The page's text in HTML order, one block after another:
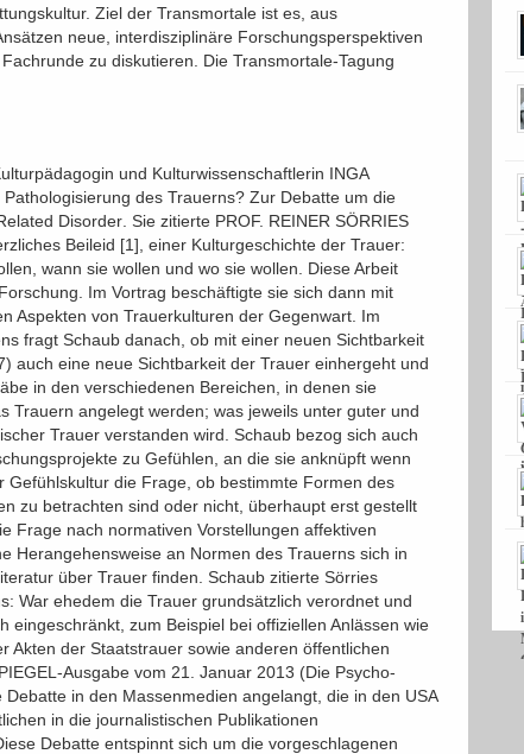
Ziel der Transmortale ist es, aus
neue, interdisziplinäre Forschungsperspektiven
zu diskutieren. Die Transmortale-Tagung
und Kulturwissenschaftlerin INGA
des Trauerns? Zur Debatte um die
Disorder. Sie zitierte PROF. REINER SÖRRIES
Beileid [1], einer Kulturgeschichte der Trauer:
wann sie wollen und wo sie wollen. Diese Arbeit
Im Vortrag beschäftigte sie sich dann mit
Aspekten von Trauerkulturen der Gegenwart. Im
fragt Schaub danach, ob mit einer neuen Sichtbarkeit
auch eine neue Sichtbarkeit der Trauer einhergeht und
in den verschiedenen Bereichen, in denen sie
angelegt werden; was jeweils unter guter und
Trauer verstanden wird. Schaub bezog sich auch
zu Gefühlen, an die sie anknüpft wenn
Gefühlskultur die Frage, ob bestimmte Formen des
zu betrachten sind oder nicht, überhaupt erst gestellt
Frage nach normativen Vorstellungen affektiven
Herangehensweise an Normen des Trauerns sich in
über Trauer finden. Schaub zitierte Sörries
War ehedem die Trauer grundsätzlich verordnet und
eingeschränkt, zum Beispiel bei offiziellen Anlässen wie
Akten der Staatstrauer sowie anderen öffentlichen
Ausgabe vom 21. Januar 2013 (Die Psycho-
Debatte in den Massenmedien angelangt, die in den USA
in die journalistischen Publikationen
Debatte entspinnt sich um die vorgeschlagenen